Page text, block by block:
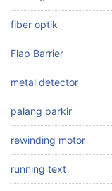
fiber optik
Flap Barrier
metal detector
palang parkir
rewinding motor
running text